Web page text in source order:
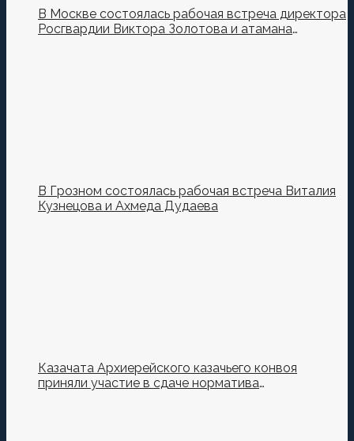
В Москве состоялась рабочая встреча директора
Росгвардии Виктора Золотова и атамана
В Грозном состоялась рабочая встреча Виталия
Кузнецова и Ахмеда Дудаева
Казачата Архиерейского казачьего конвоя
приняли участие в сдаче норматива